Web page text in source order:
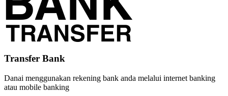
Transfer Bank
Danai menggunakan rekening bank anda melalui internet banking
atau mobile banking